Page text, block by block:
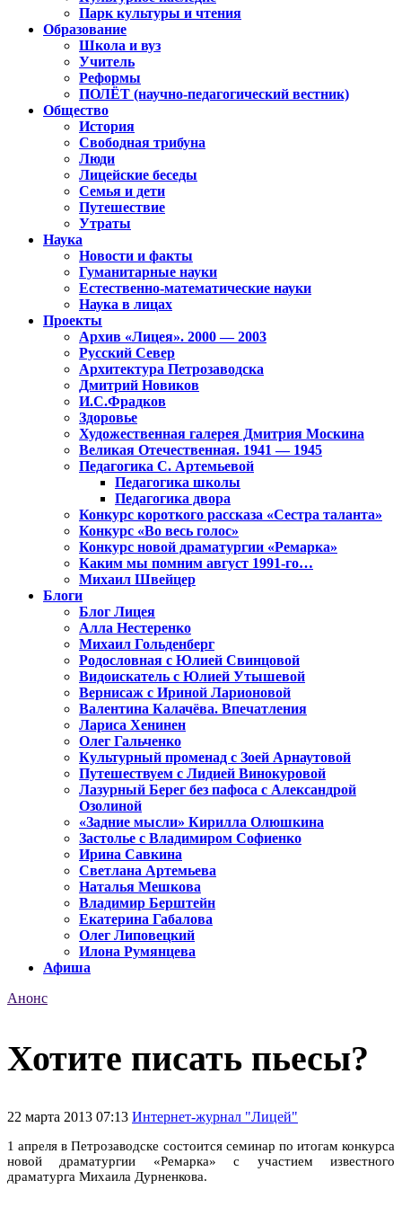
Парк культуры и чтения
Образование
Школа и вуз
Учитель
Реформы
ПОЛЁТ (научно-педагогический вестник)
Общество
История
Свободная трибуна
Люди
Лицейские беседы
Семья и дети
Путешествие
Утраты
Наука
Новости и факты
Гуманитарные науки
Естественно-математические науки
Наука в лицах
Проекты
Архив «Лицея». 2000 — 2003
Русский Север
Архитектура Петрозаводска
Дмитрий Новиков
И.С.Фрадков
Здоровье
Художественная галерея Дмитрия Москина
Великая Отечественная. 1941 — 1945
Педагогика С. Артемьевой
Педагогика школы
Педагогика двора
Конкурс короткого рассказа «Сестра таланта»
Конкурс «Во весь голос»
Конкурс новой драматургии «Ремарка»
Каким мы помним август 1991-го…
Михаил Швейцер
Блоги
Блог Лицея
Алла Нестеренко
Михаил Гольденберг
Родословная с Юлией Свинцовой
Видоискатель с Юлией Утышевой
Вернисаж с Ириной Ларионовой
Валентина Калачёва. Впечатления
Лариса Хенинен
Олег Гальченко
Культурный променад с Зоей Арнаутовой
Путешествуем с Лидией Винокуровой
Лазурный Берег без пафоса с Александрой
Озолиной
«Задние мысли» Кирилла Олюшкина
Застолье с Владимиром Софиенко
Ирина Савкина
Светлана Артемьева
Наталья Мешкова
Владимир Берштейн
Екатерина Габалова
Олег Липовецкий
Илона Румянцева
Афиша
Анонс
Хотите писать пьесы?
22 марта 2013 07:13 Интернет-журнал "Лицей"
1 апреля в Петрозаводске состоится семинар по итогам конкурса
новой драматургии «Ремарка» с участием известного
драматурга Михаила Дурненкова.